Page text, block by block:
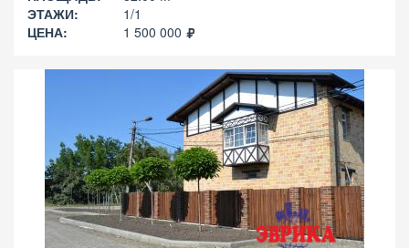
ЭТАЖИ:
1/1
ЦЕНА:
1 500 000